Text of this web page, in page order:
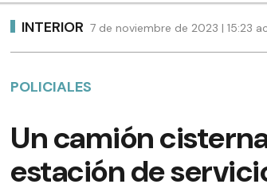
INTERIOR 7 de noviembre de 2023 | 15:23
POLICIALES
Un camión
estación de